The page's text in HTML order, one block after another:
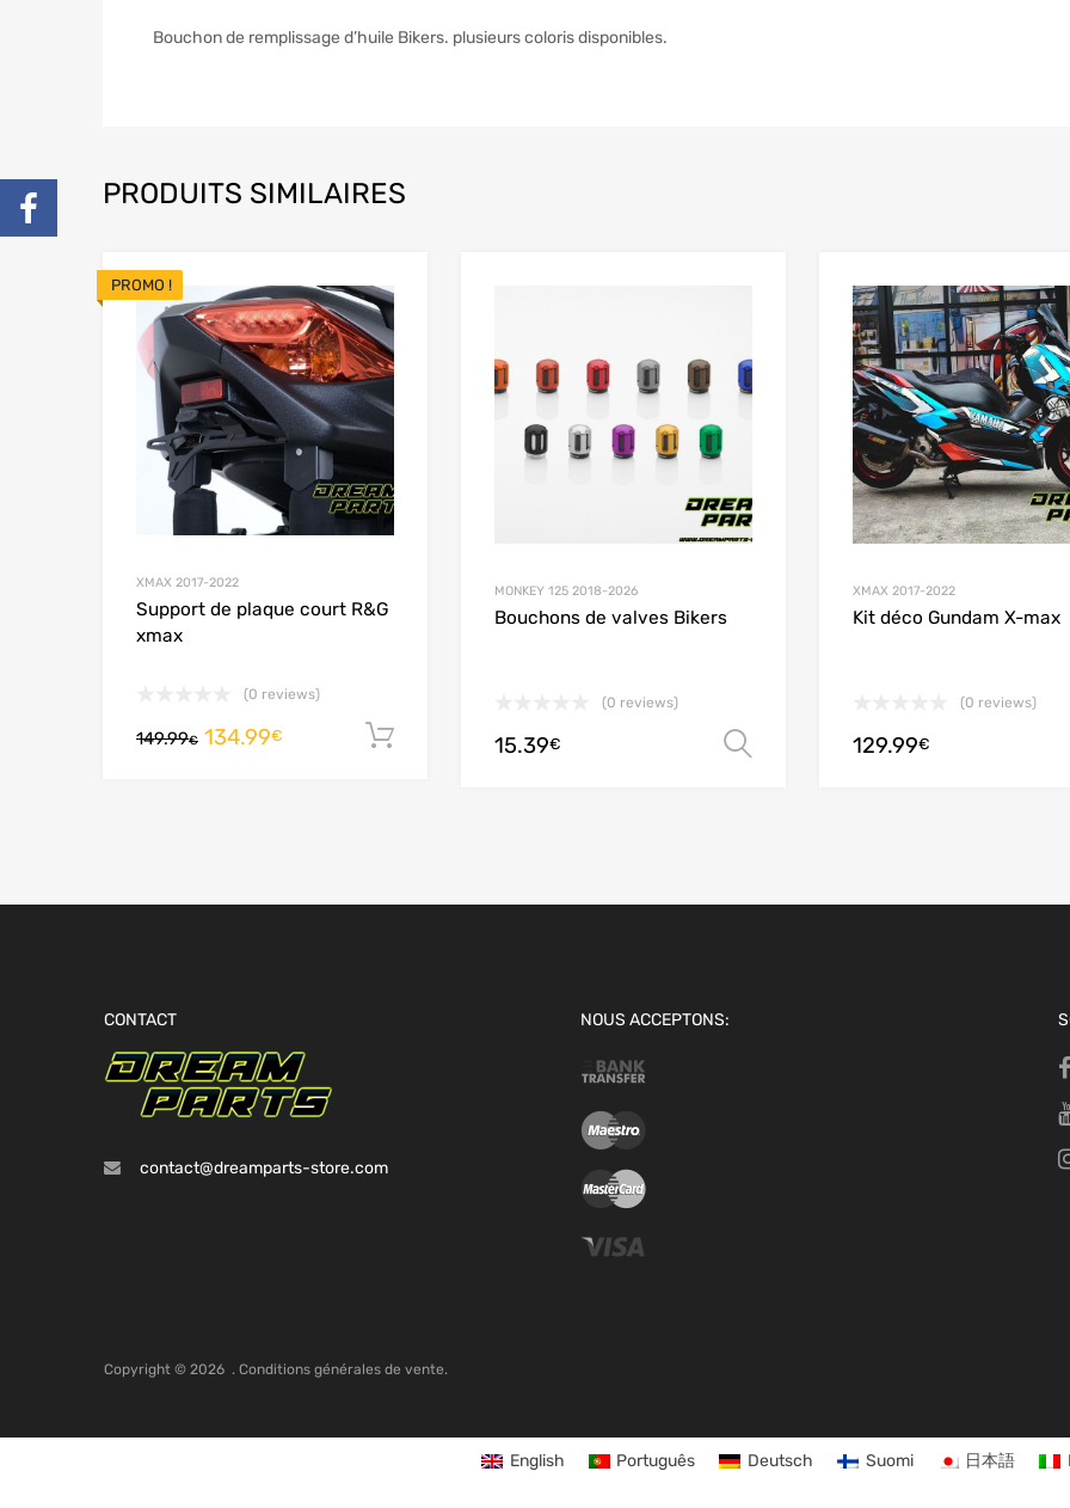
Bouchon de remplissage d’huile Bikers. plusieurs coloris disponibles.
PRODUITS SIMILAIRES
PROMO !
Add to Compare
XMAX 2017-2022
Support de plaque court R&G
xmax
(0 reviews)
149.99€ 134.99€ Ajouter au panier
Add to Wishlist
Add to Compare
MONKEY 125 2018-2026
Bouchons de valves Bikers
(0 reviews)
15.39€ Choix des options
XMAX 2017-2022
Kit déco Gundam X-max
(0 reviews)
129.99€
CONTACT
contact@dreamparts-store.com
NOUS ACCEPTONS:
Copyright © 2026 . Conditions générales de vente.
English Português Deutsch Suomi 日本語